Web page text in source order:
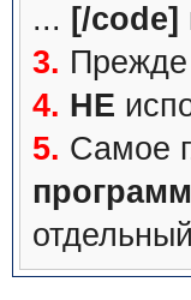
... [/code]
3. Прежде
4. НЕ
5. Самое